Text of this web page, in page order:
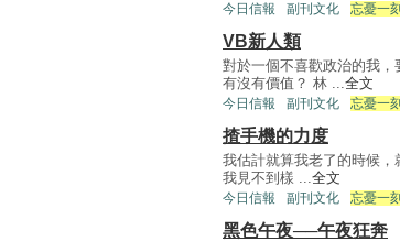
今日信報 副刊文化 忘憂一刻
VB新人類
對於一個不喜歡政治的我
有沒有價值？ 林 ...全文
今日信報 副刊文化 忘憂一刻
揸手機的力度
我估計就算我老了的時候
我見不到樣 ...全文
今日信報 副刊文化 忘憂一刻
黑色午夜──午夜狂奔